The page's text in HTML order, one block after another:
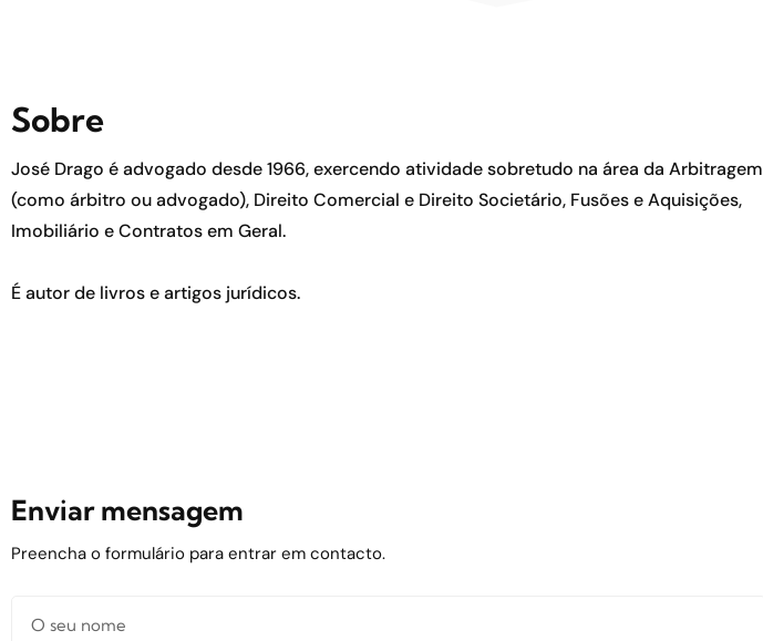
Sobre
José Drago é advogado desde 1966, exercendo atividade sobretudo na área da Arbitragem
(como árbitro ou advogado), Direito Comercial e Direito Societário, Fusões e Aquisições,
Imobiliário e Contratos em Geral.
É autor de livros e artigos jurídicos.
Enviar mensagem
Preencha o formulário para entrar em contacto.